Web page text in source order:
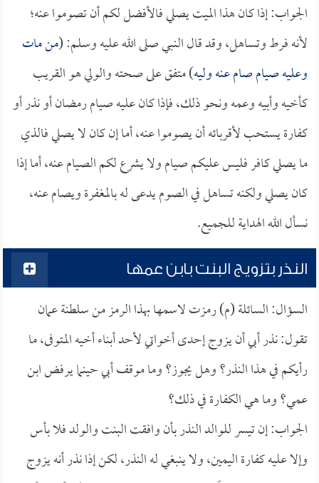
الجواب: إذا كان هذا الميت يصلي فالأفضل لكم أن تصوموا عنه؛
لأنه فرط وتساهل، وقد قال النبي صلى الله عليه وسلم: (من مات
وعليه صيام صام عنه وليه) متفق على صحته والولي هو القريب
كأخيه وأبيه وعمه ونحو ذلك، فإذا كان عليه صيام رمضان أو نذر أو
كفارة يستحب لأقربائه أن يصوموا عنه، أما إن كان لا يصلي فالذي
ما يصلي كافر فليس عليكم صيام ولا يشرع لكم الصيام عنه، أما إذا
كان يصلي ولكنه تساهل في الصوم يدعى له بالمغفرة ويصام عنه،
نسأل الله الهداية للجميع.
النذر بتزويج البنت بابن عمها
السؤال: السائلة (م) رمزت لاسمها بهذا الرمز من سلطنة عمان
تقول: نذر أبي أن يزوج إحدى أخواتي لأحد أبناء أخيه المتوفى، ما
رأيكم في هذا النذر؟ وهل يجوز؟ وما موقف أبي حينما يرفض ابن
عمي؟ وما هي الكفارة في ذلك؟
الجواب: إن تيسر للوالد النذر بأن وافقت البنت والولد فلا بأس
وإلا عليه كفارة اليمين، ولا ينبغي له النذر، لكن إذا نذر أنه يزوج